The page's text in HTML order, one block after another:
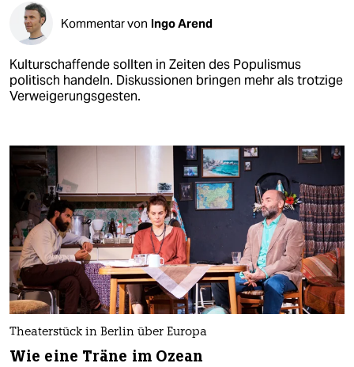
Kommentar von Ingo Arend
Kulturschaffende sollten in Zeiten des Populismus
politisch handeln. Diskussionen bringen mehr als trotzige
Verweigerungsgesten.
Theaterstück in Berlin über Europa
Wie eine Träne im Ozean